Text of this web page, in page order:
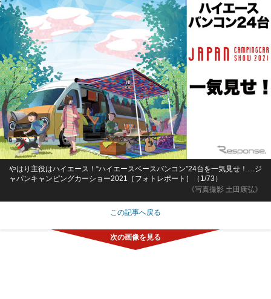
《写真撮影 土田康弘》
やはり主役はハイエース！“ハイエースベースバンコン”24台を一気見せ！…ジ
ャパンキャンピングカーショー2021［フォトレポート］（1/73）
この記事へ戻る